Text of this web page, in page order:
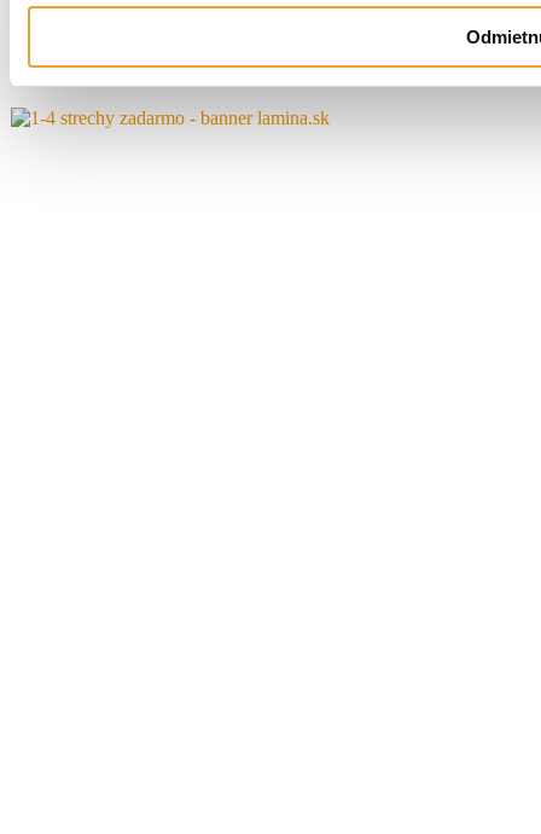
1/4 STRECHY ZADARMO
do 30.4.2026